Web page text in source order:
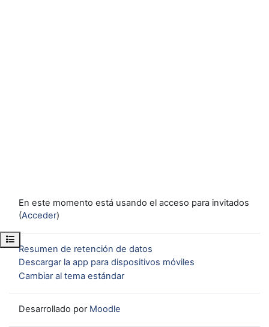
Abrir índice del curso
En este momento está usando el acceso para invitados
(Acceder)
Resumen de retención de datos
Descargar la app para dispositivos móviles
Cambiar al tema estándar
Desarrollado por Moodle